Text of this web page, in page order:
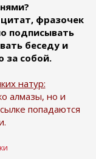
фразочек
подписывать
беседу и
за собой.
натур:
алмазы, но и
попадаются